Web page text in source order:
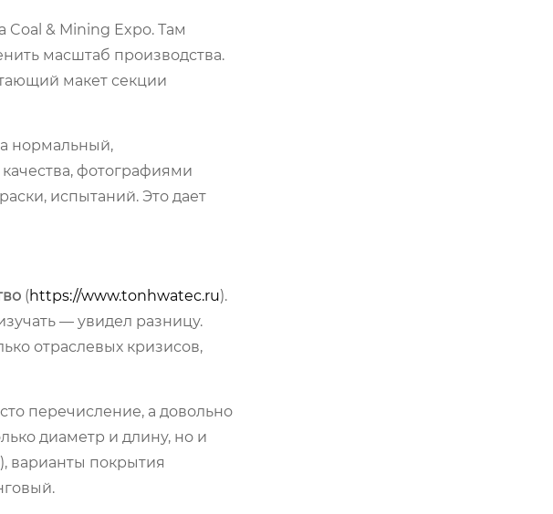
& Mining Expo. Там
масштаб производства.
макет секции
нормальный,
фотографиями
испытаний. Это дает
(https://www.tonhwatec.ru).
— увидел разницу.
отраслевых кризисов,
перечисление, а довольно
диаметр и длину, но и
варианты покрытия